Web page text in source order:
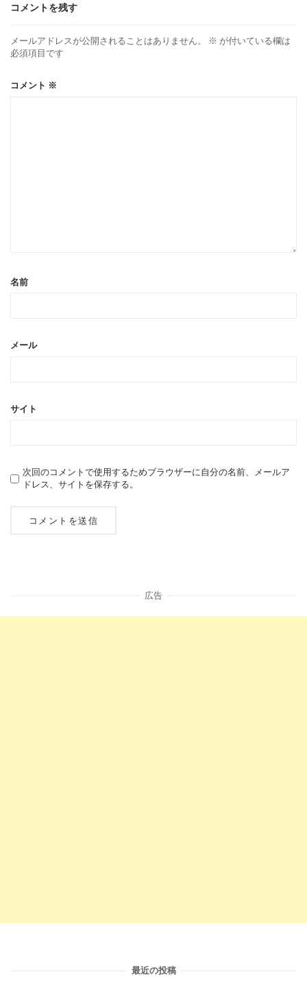
コメントを残す
メールアドレスが公開されることはありません。 ※ が付いている欄は
必須項目です
コメント ※
名前
メール
サイト
次回のコメントで使用するためブラウザーに自分の名前、メールア
ドレス、サイトを保存する。
広告
最近の投稿